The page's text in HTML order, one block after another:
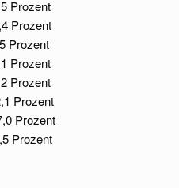
Prozent
Prozent